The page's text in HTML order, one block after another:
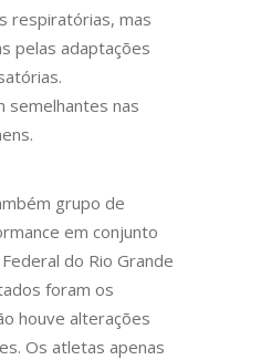
respiratórias, mas
pelas adaptações
semelhantes nas
grupo de
em conjunto
do Rio Grande
foram os
houve alterações
Os atletas apenas